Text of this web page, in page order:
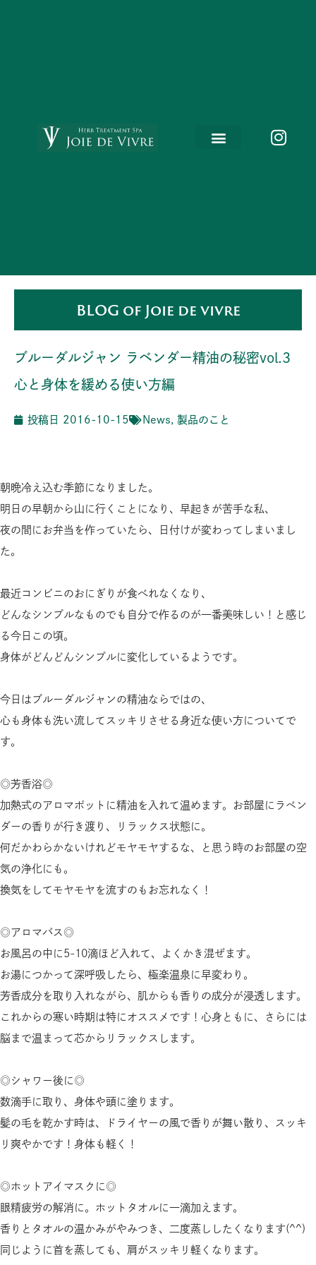
BLOG of Joie de vivre
ブルーダルジャン ラベンダー精油の秘密vol.3
心と身体を緩める使い方編
投稿日 2016-10-15 News 製品のこと
朝晩冷え込む季節になりました。
明日の早朝から山に行くことになり、早起きが苦手な私、
夜の間にお弁当を作っていたら、日付けが変わってしまいまし
た。
最近コンビニのおにぎりが食べれなくなり、
どんなシンプルなものでも自分で作るのが一番美味しい！と感じ
る今日この頃。
身体がどんどんシンプルに変化しているようです。
今日はブルーダルジャンの精油ならではの、
心も身体も洗い流してスッキリさせる身近な使い方についてで
す。
◎芳香浴◎
加熱式のアロマポットに精油を入れて温めます。お部屋にラベン
ダーの香りが行き渡り、リラックス状態に。
何だかわらかないけれどモヤモヤするな、と思う時のお部屋の空
気の浄化にも。
換気をしてモヤモヤを流すのもお忘れなく！
◎アロマバス◎
お風呂の中に5-10滴ほど入れて、よくかき混ぜます。
お湯につかって深呼吸したら、極楽温泉に早変わり。
芳香成分を取り入れながら、肌からも香りの成分が浸透します。
これからの寒い時期は特にオススメです！心身ともに、さらには
脳まで温まって芯からリラックスします。
◎シャワー後に◎
数滴手に取り、身体や頭に塗ります。
髪の毛を乾かす時は、ドライヤーの風で香りが舞い散り、スッキ
リ爽やかです！身体も軽く！
◎ホットアイマスクに◎
眼精疲労の解消に。ホットタオルに一滴加えます。
香りとタオルの温かみがやみつき、二度蒸ししたくなります(^^)
同じように首を蒸しても、肩がスッキリ軽くなります。